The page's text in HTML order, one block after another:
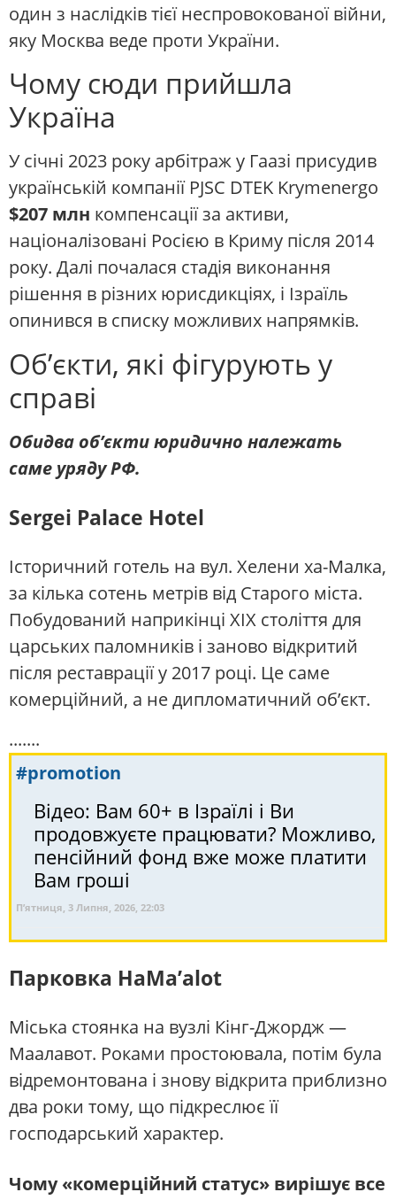
один з наслідків тієї неспровокованої війни,
яку Москва веде проти України.
Чому сюди прийшла
Україна
У січні 2023 року арбітраж у Гаазі присудив
українській компанії PJSC DTEK Krymenergo
$207 млн компенсації за активи,
націоналізовані Росією в Криму після 2014
року. Далі почалася стадія виконання
рішення в різних юрисдикціях, і Ізраїль
опинився в списку можливих напрямків.
Об’єкти, які фігурують у
справі
Обидва об’єкти юридично належать
саме уряду РФ.
Sergei Palace Hotel
Історичний готель на вул. Хелени ха-Малка,
за кілька сотень метрів від Старого міста.
Побудований наприкінці XIX століття для
царських паломників і заново відкритий
після реставрації у 2017 році. Це саме
комерційний, а не дипломатичний об’єкт.
.......
#promotion
Відео: Вам 60+ в Ізраїлі і Ви
продовжуєте працювати? Можливо,
пенсійний фонд вже може платити
Вам гроші
П’ятниця, 3 Липня, 2026, 22:03
Парковка HaMa’alot
Міська стоянка на вузлі Кінг-Джордж —
Маалавот. Роками простоювала, потім була
відремонтована і знову відкрита приблизно
два роки тому, що підкреслює її
господарський характер.
Чому «комерційний статус» вирішує все